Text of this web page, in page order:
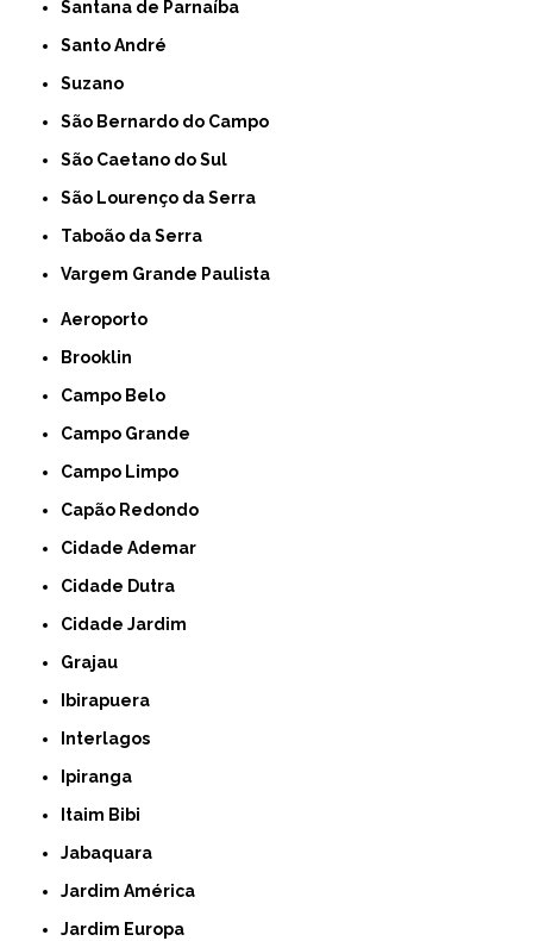
Santana de Parnaíba
Santo André
Suzano
São Bernardo do Campo
São Caetano do Sul
São Lourenço da Serra
Taboão da Serra
Vargem Grande Paulista
Aeroporto
Brooklin
Campo Belo
Campo Grande
Campo Limpo
Capão Redondo
Cidade Ademar
Cidade Dutra
Cidade Jardim
Grajau
Ibirapuera
Interlagos
Ipiranga
Itaim Bibi
Jabaquara
Jardim América
Jardim Europa